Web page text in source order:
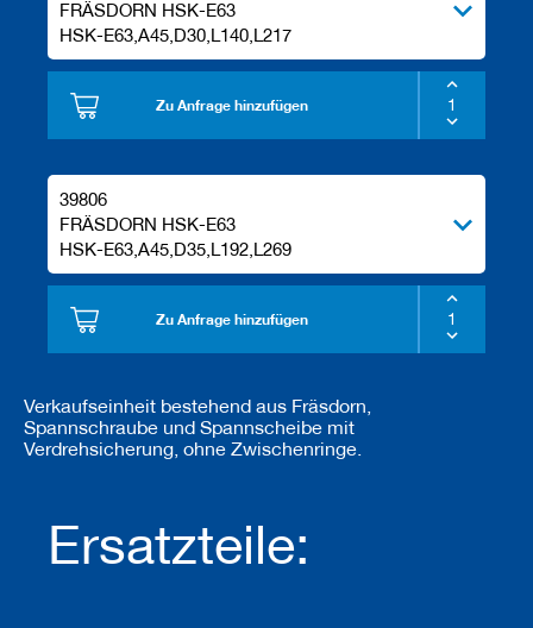
FRÄSDORN HSK-E63
HSK-E63,A45,D30,L140,L217
Zu Anfrage hinzufügen
39806
FRÄSDORN HSK-E63
HSK-E63,A45,D35,L192,L269
Zu Anfrage hinzufügen
Verkaufseinheit bestehend aus Fräsdorn,
Spannschraube und Spannscheibe mit
Verdrehsicherung, ohne Zwischenringe.
Ersatzteile: